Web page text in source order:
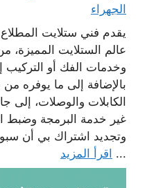
الجهراء
يقدم فني ستلايت
عالم الستلايت المميزة،
وخدمات الفك أو التركيب
بالإضافة إلى ما يوفره من
الكابلات والوصلات، إلى
غير خدمة البرمجة وضبط
وتجديد اشتراك بي أن
... اقرأ المزيد